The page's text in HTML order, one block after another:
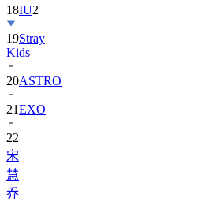
18IU2
19Stray
Kids
20ASTRO
21EXO
22
宋
慧
乔